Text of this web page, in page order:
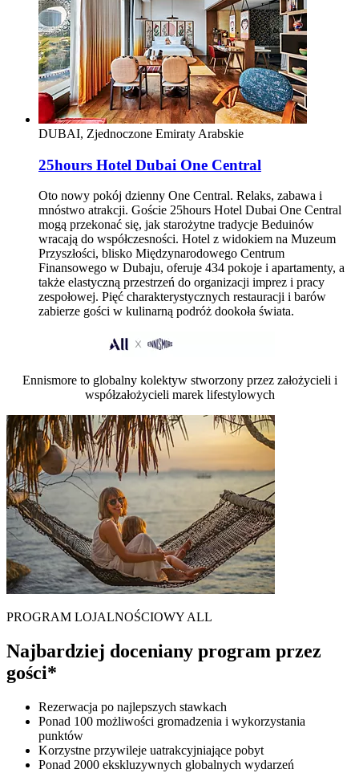
DUBAI, Zjednoczone Emiraty Arabskie
25hours Hotel Dubai One Central
Oto nowy pokój dzienny One Central. Relaks, zabawa i
mnóstwo atrakcji. Goście 25hours Hotel Dubai One Central
mogą przekonać się, jak starożytne tradycje Beduinów
wracają do współczesności. Hotel z widokiem na Muzeum
Przyszłości, blisko Międzynarodowego Centrum
Finansowego w Dubaju, oferuje 434 pokoje i apartamenty, a
także elastyczną przestrzeń do organizacji imprez i pracy
zespołowej. Pięć charakterystycznych restauracji i barów
zabierze gości w kulinarną podróż dookoła świata.
Ennismore to globalny kolektyw stworzony przez założycieli i
współzałożycieli marek lifestylowych
PROGRAM LOJALNOŚCIOWY ALL
Najbardziej doceniany program przez
gości*
Rezerwacja po najlepszych stawkach
Ponad 100 możliwości gromadzenia i wykorzystania
punktów
Korzystne przywileje uatrakcyjniające pobyt
Ponad 2000 ekskluzywnych globalnych wydarzeń